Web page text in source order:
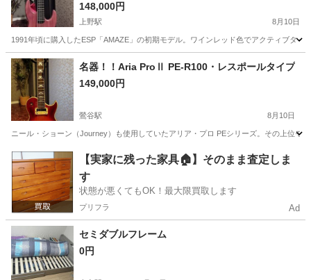
148,000円
上野駅 8月10日
1991年頃に購入したESP「AMAZE」の初期モデル。ワインレッド色でアクティブタ
東京 台東区 上野駅 弦楽器、ギター
名器！！Aria ProⅡ PE-R100・レスポールタイプ
149,000円
鶯谷駅 8月10日
ニール・ショーン（Journey）も使用していたアリア・プロ PEシリーズ。その上位
東京 台東区 鶯谷駅 弦楽器、ギター 東京 台東区
入谷駅 弦楽器、ギター
【実家に残った家具🏠】そのまま査定しま
す
状態が悪くてもOK！最大限買取します
プリフラ Ad
セミダブルフレーム
0円